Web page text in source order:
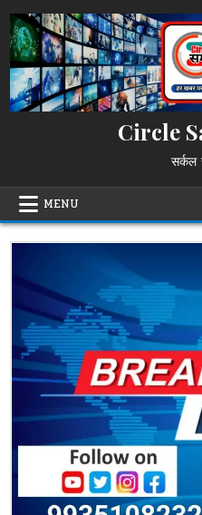
to
content
Circle
सर्कल
MENU